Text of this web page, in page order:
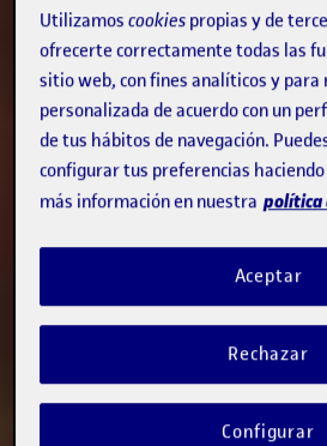
Utilizamoscookies propias y de
ofrecerte correctamente todas las
sitio web, con fines analíticos y
personalizada de acuerdo con un
de tus hábitos de navegación.
configurar tus preferencias
más información en nuestra política
Rechazar
Aceptar
Configurar